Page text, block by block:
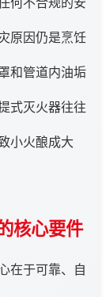
何不合规的安
原因仍是烹饪
和管道内油垢
式灭火器往往
小火酿成大
核心要件
在于可靠、自